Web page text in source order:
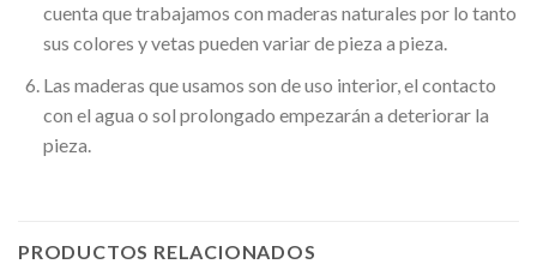
cuenta que trabajamos con maderas naturales por lo tanto
sus colores y vetas pueden variar de pieza a pieza.
Las maderas que usamos son de uso interior, el contacto
con el agua o sol prolongado empezarán a deteriorar la
pieza.
PRODUCTOS RELACIONADOS